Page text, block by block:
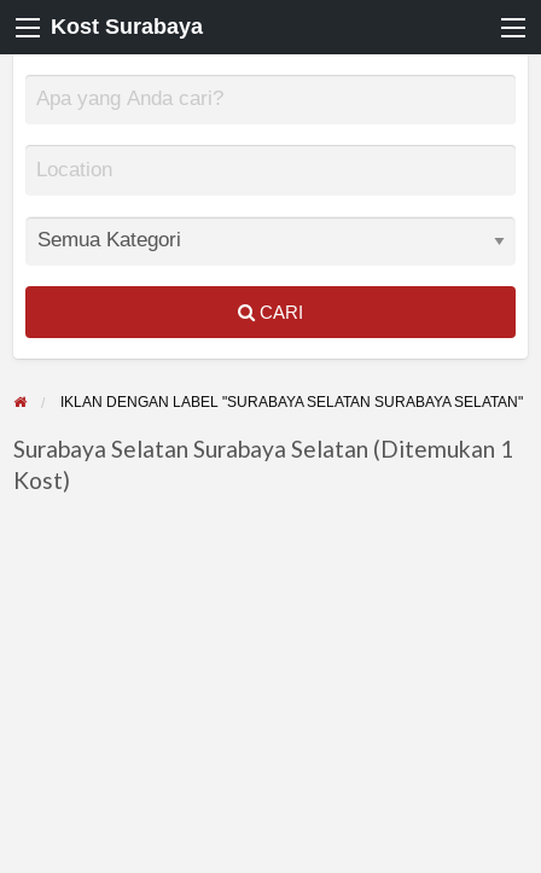
Kost Surabaya
CARI
IKLAN DENGAN LABEL "SURABAYA SELATAN SURABAYA SELATAN"
Surabaya Selatan Surabaya Selatan (Ditemukan 1
Kost)